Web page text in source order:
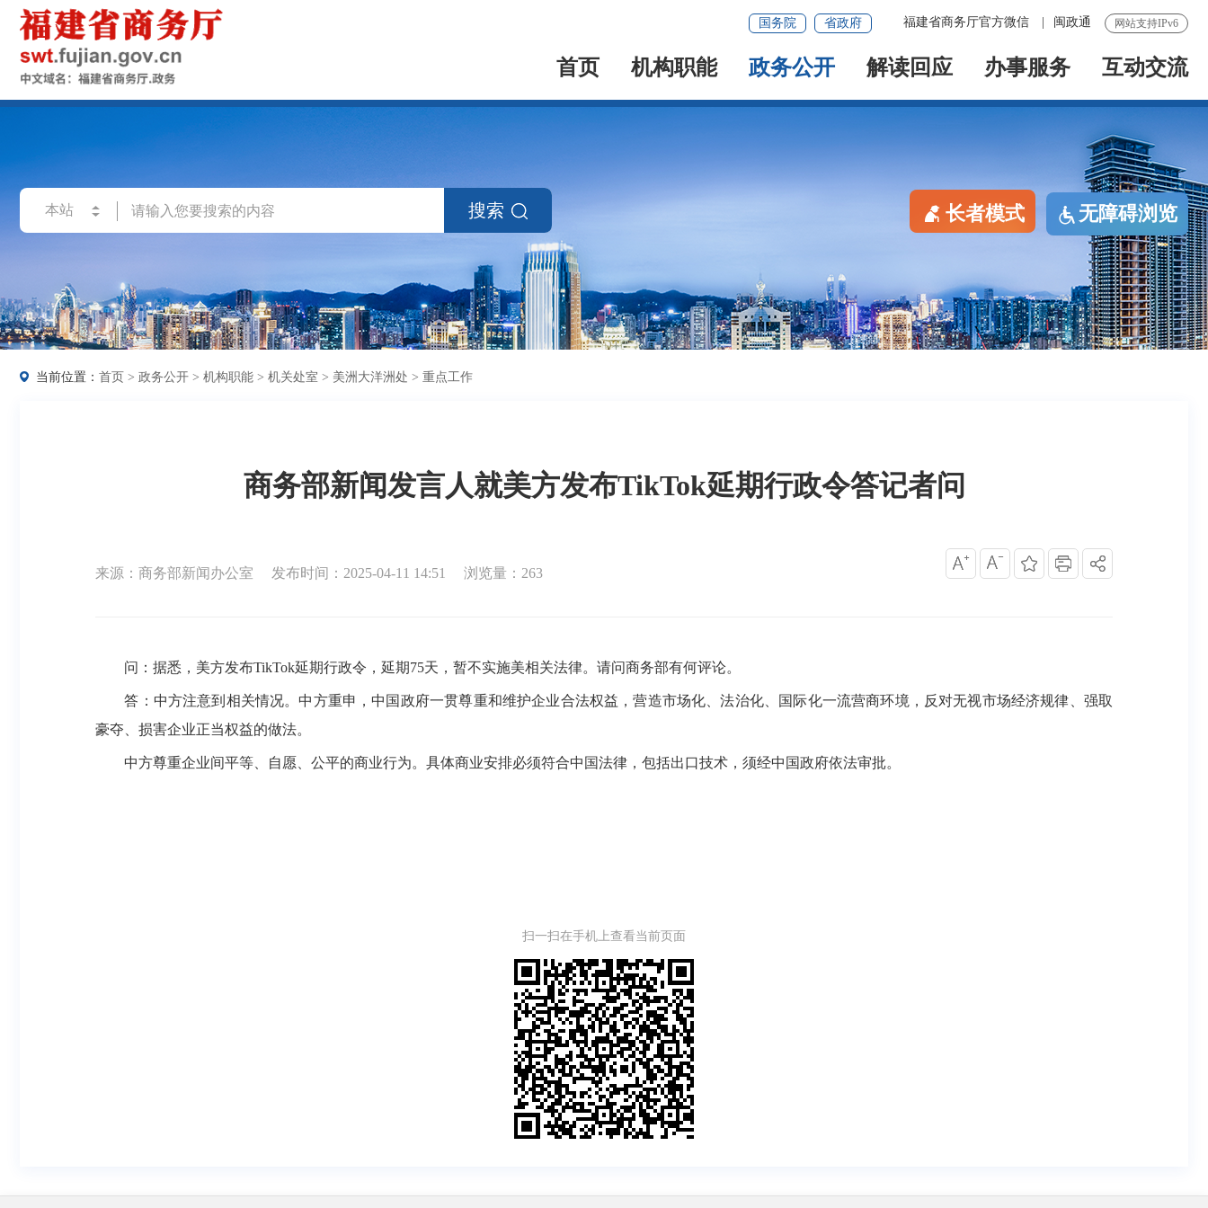
网站支持IPv6
福建省商务厅官方微信 闽政通
国务院 省政府
首页 机构职能 政务公开 解读回应 办事服务 互动交流
搜索 长者模式 无障碍浏览
当前位置： 首页 > 政务公开 > 机构职能 > 机关处室 > 美洲大洋洲处 > 重点工作
商务部新闻发言人就美方发布TikTok延期行政令答记者问
来源：商务部新闻办公室 发布时间：2025-04-11 14:51 浏览量：263
问：据悉，美方发布TikTok延期行政令，延期75天，暂不实施美相关法律。请问商务部有何评论。
答：中方注意到相关情况。中方重申，中国政府一贯尊重和维护企业合法权益，营造市场化、法治化、国际化一流营商环境，反对无视市场经济规律、强取
豪夺、损害企业正当权益的做法。
中方尊重企业间平等、自愿、公平的商业行为。具体商业安排必须符合中国法律，包括出口技术，须经中国政府依法审批。
扫一扫在手机上查看当前页面